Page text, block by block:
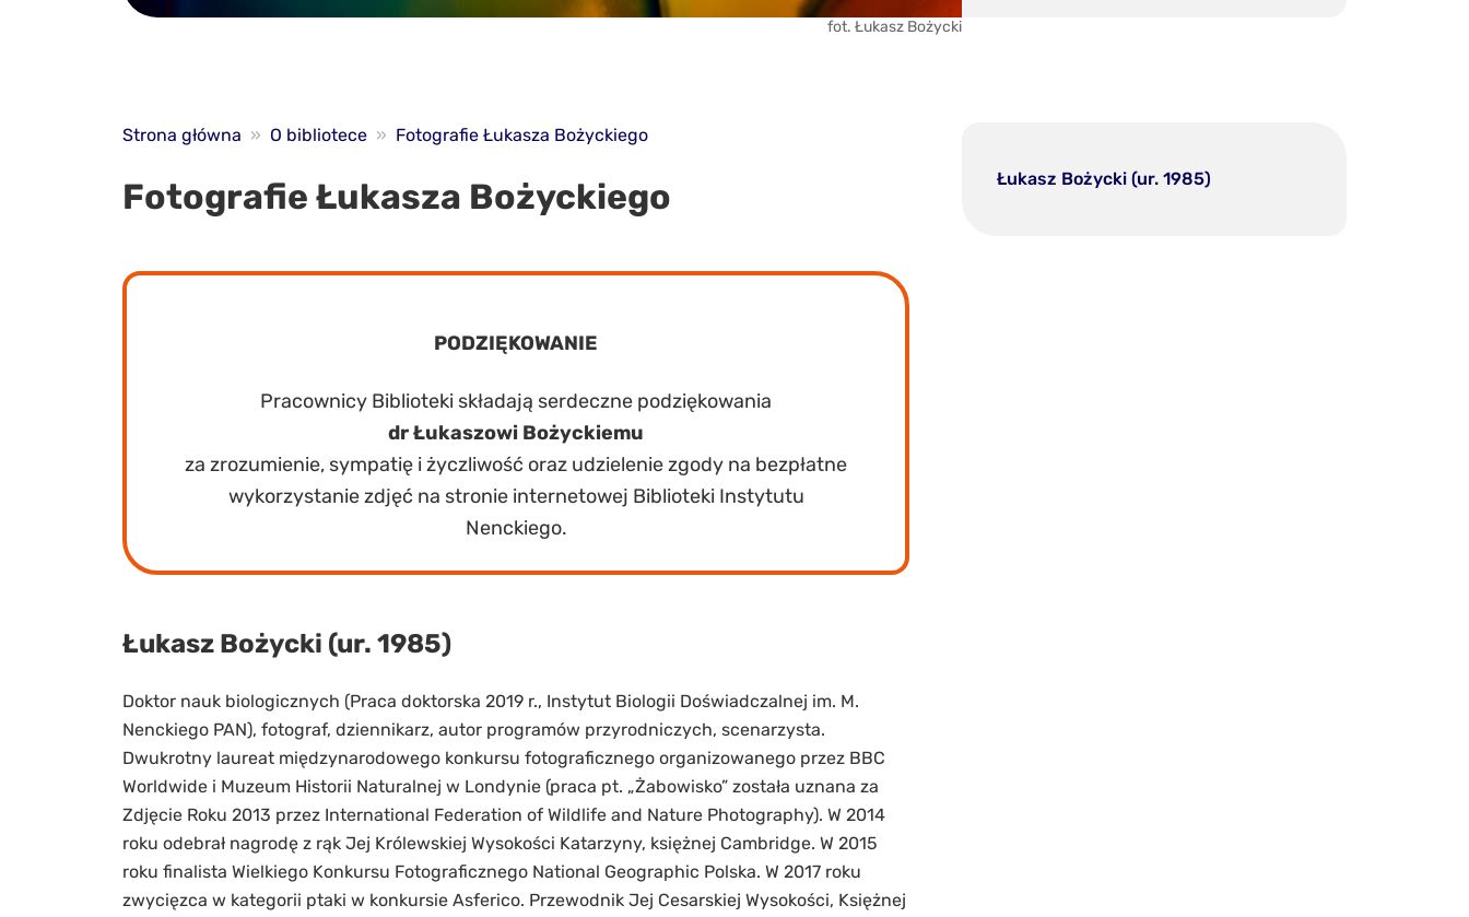
fot. Łukasz Bożycki
Strona główna » O bibliotece » Fotografie Łukasza Bożyckiego
Fotografie Łukasza Bożyckiego
PODZIĘKOWANIE
Pracownicy Biblioteki składają serdeczne podziękowania
dr Łukaszowi Bożyckiemu
za zrozumienie, sympatię i życzliwość oraz udzielenie zgody na bezpłatne
wykorzystanie zdjęć na stronie internetowej Biblioteki Instytutu
Nenckiego.
Łukasz Bożycki (ur. 1985)
Doktor nauk biologicznych (Praca doktorska 2019 r., Instytut Biologii Doświadczalnej im. M.
Nenckiego PAN), fotograf, dziennikarz, autor programów przyrodniczych, scenarzysta.
Dwukrotny laureat międzynarodowego konkursu fotograficznego organizowanego przez BBC
Worldwide i Muzeum Historii Naturalnej w Londynie (praca pt. „Żabowisko” została uznana za
Zdjęcie Roku 2013 przez International Federation of Wildlife and Nature Photography). W 2014
roku odebrał nagrodę z rąk Jej Królewskiej Wysokości Katarzyny, księżnej Cambridge. W 2015
roku finalista Wielkiego Konkursu Fotograficznego National Geographic Polska. W 2017 roku
zwycięzca w kategorii ptaki w konkursie Asferico. Przewodnik Jej Cesarskiej Wysokości, Księżnej
Łukasz Bożycki (ur. 1985)